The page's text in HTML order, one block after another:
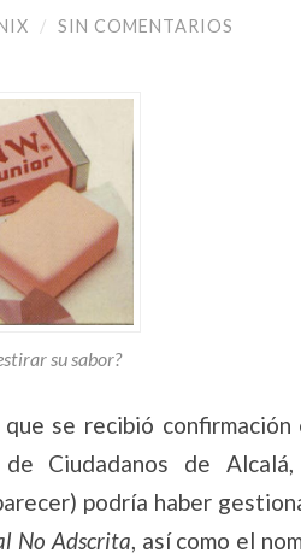
/ SIN COMENTARIOS
su sabor?
se recibió
Ciudadanos de
podría haber
No Adscrita, así como el